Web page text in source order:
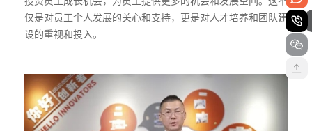
仅是对员工个人发展的关心和支持，更是对人才培养和团队建
设的重视和投入。